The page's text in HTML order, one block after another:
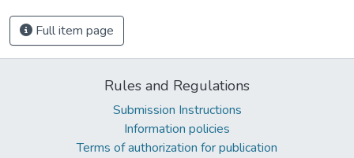
Full item page
Rules and Regulations
Submission Instructions
Information policies
Terms of authorization for publication